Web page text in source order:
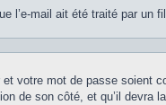
l’e-mail ait été traité par
votre mot de passe
de son côté, et qu’il devra